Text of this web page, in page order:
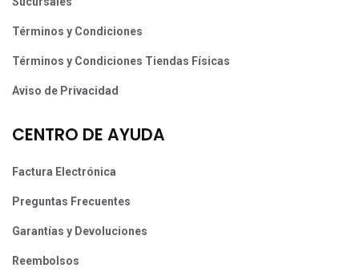
Términos y Condiciones
Términos y Condiciones Tiendas Físicas
Aviso de Privacidad
CENTRO DE AYUDA
Factura Electrónica
Preguntas Frecuentes
Garantías y Devoluciones
Reembolsos